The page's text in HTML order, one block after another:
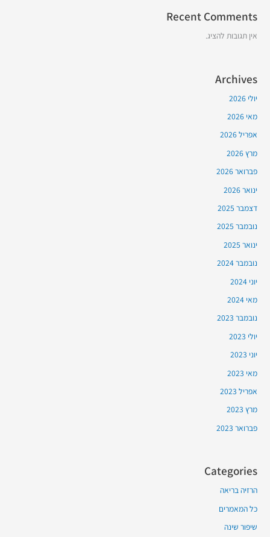
Recent Comments
אין תגובות להציג.
Archives
יולי 2026
מאי 2026
אפריל 2026
מרץ 2026
פברואר 2026
ינואר 2026
דצמבר 2025
נובמבר 2025
ינואר 2025
נובמבר 2024
יוני 2024
מאי 2024
נובמבר 2023
יולי 2023
יוני 2023
מאי 2023
אפריל 2023
מרץ 2023
פברואר 2023
Categories
הרזיה בריאה
כל המאמרים
שיפור שינה